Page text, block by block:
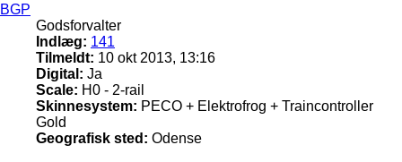
BGP
Godsforvalter
Indlæg: 141
Tilmeldt: 10 okt 2013, 13:16
Digital: Ja
Scale: H0 - 2-rail
Skinnesystem: PECO + Elektrofrog + Traincontroller
Gold
Geografisk sted: Odense